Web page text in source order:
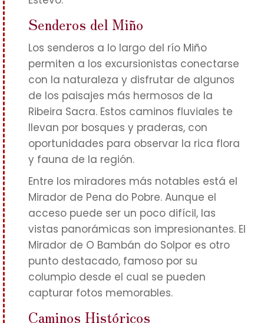
Senderos del Miño
Los senderos a lo largo del río Miño
permiten a los excursionistas conectarse
con la naturaleza y disfrutar de algunos
de los paisajes más hermosos de la
Ribeira Sacra. Estos caminos fluviales te
llevan por bosques y praderas, con
oportunidades para observar la rica flora
y fauna de la región.
Entre los miradores más notables está el
Mirador de Pena do Pobre. Aunque el
acceso puede ser un poco difícil, las
vistas panorámicas son impresionantes. El
Mirador de O Bambán do Solpor es otro
punto destacado, famoso por su
columpio desde el cual se pueden
capturar fotos memorables.
Caminos Históricos